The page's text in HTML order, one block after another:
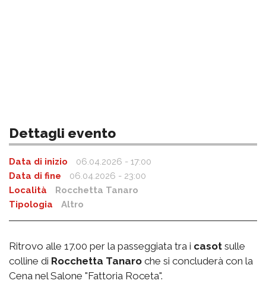
Dettagli evento
Data di inizio
06.04.2026 - 17:00
Data di fine
06.04.2026 - 23:00
Località
Rocchetta Tanaro
Tipologia
Altro
Ritrovo alle 17.00 per la passeggiata tra i casot sulle
colline di Rocchetta Tanaro che si concluderà con la
Cena nel Salone "Fattoria Roceta".